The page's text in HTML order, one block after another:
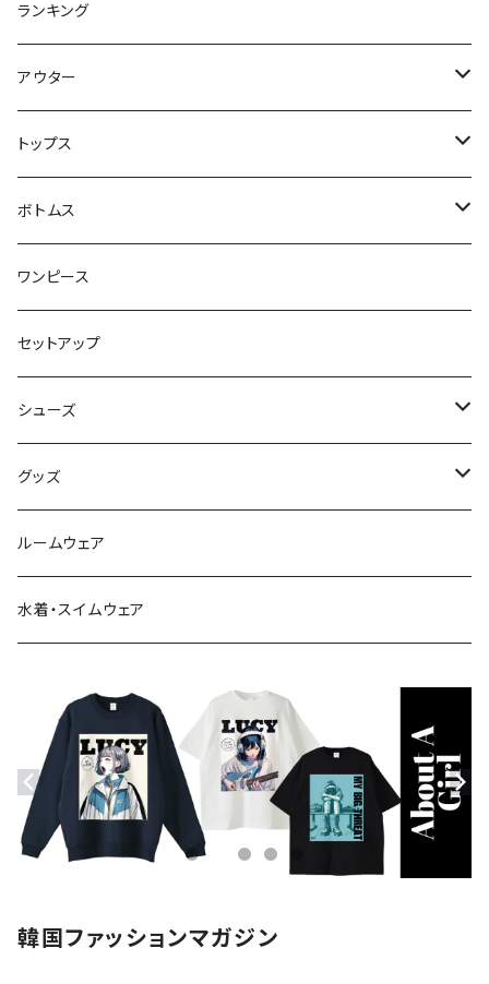
ランキング
アウター
ジャケット・コート
トップス
スウェット・パーカー
カーディガン
ニット・セーター
ベスト
Tシャツ
シャツ・ブラウス
ボトムス
スカート
パンツ
ワンピース
セットアップ
シューズ
ブーツ
スニーカー
サンダル
グッズ
バッグ
帽子
モバイルケース
ステッカー
ルームウェア
水着・スイムウェア
韓国ファッションマガジン